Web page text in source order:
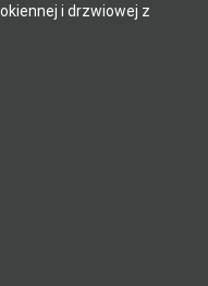
i drzwiowej z